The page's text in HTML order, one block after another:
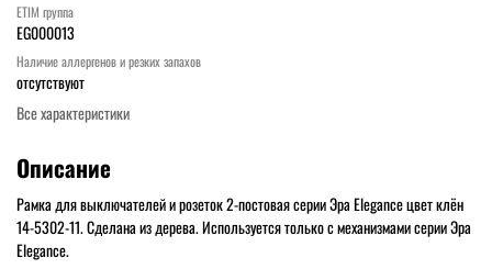
ETIM группа
EG000013
Наличие аллергенов и резких запахов
отсутствуют
Все характеристики
Описание
Рамка для выключателей и розеток 2-постовая серии Эра Elegance цвет клён
14-5302-11. Сделана из дерева. Используется только с механизмами серии Эра
Elegance.